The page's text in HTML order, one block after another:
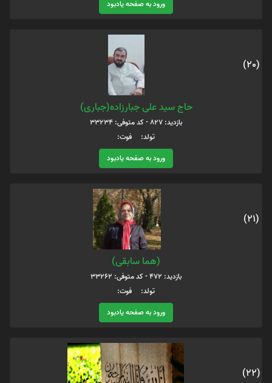
ورود به صفحه یادبود
(20)
حاج سید علی جبارزاده(جباری)
بازدید: 827 - کد متوفی: 33234
تولد: فوت:
ورود به صفحه یادبود
(21)
(هما سابقی)
بازدید: 472 - کد متوفی: 33262
تولد: فوت:
ورود به صفحه یادبود
(22)